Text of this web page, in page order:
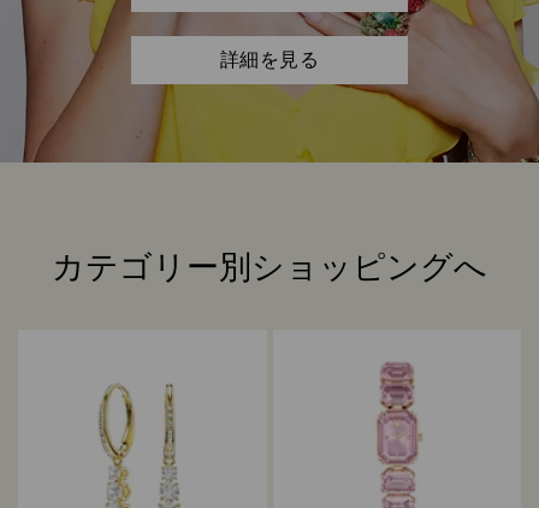
詳細を見る
カテゴリー別ショッピングへ